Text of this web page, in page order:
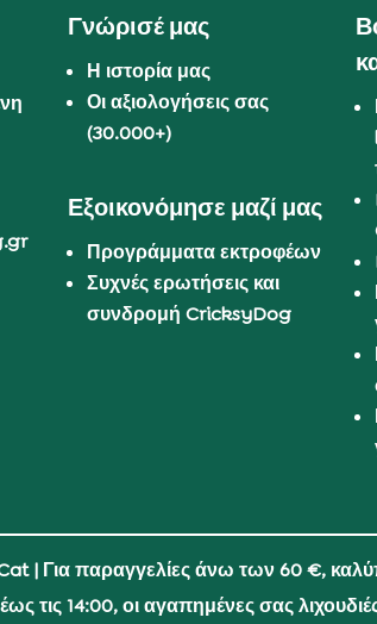
Γνώρισέ μας
Η ιστορία μας
Οι αξιολογήσεις σας
(30.000+)
Εξοικονόμησε μαζί μας
Προγράμματα εκτροφέων
Συχνές ερωτήσεις και
συνδρομή CricksyDog
| Για παραγγελίες άνω των 60 €,
τις 14:00, οι αγαπημένες σας